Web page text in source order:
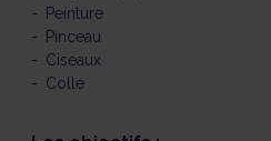
Peinture
Pinceau
Ciseaux
Colle